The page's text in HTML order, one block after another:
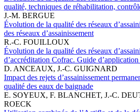
qualité, techniques de réhabilitation,
J.-M. BERGUE
Évolution de la qualité des réseaux
des réseaux d’assainissement
R.-C. FOUILLOUX
Évolution de la qualité des réseaux
d’accréditation Cofrac. Guide
D. ANCEAUX, J.-C. GUIGNARD
Impact des rejets d’assainissement
qualité des eaux de baignade
E. SOYEUX, F. BLANCHET, J.-C.
ROECK